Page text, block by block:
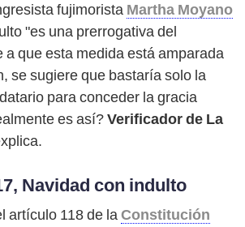
fujimorista Martha Moyano
"es una prerrogativa del
a que esta medida está amparada
se sugiere que bastaría solo la
para conceder la gracia
es así?Verificador de La
Navidad con indulto
artículo 118 de laConstitución